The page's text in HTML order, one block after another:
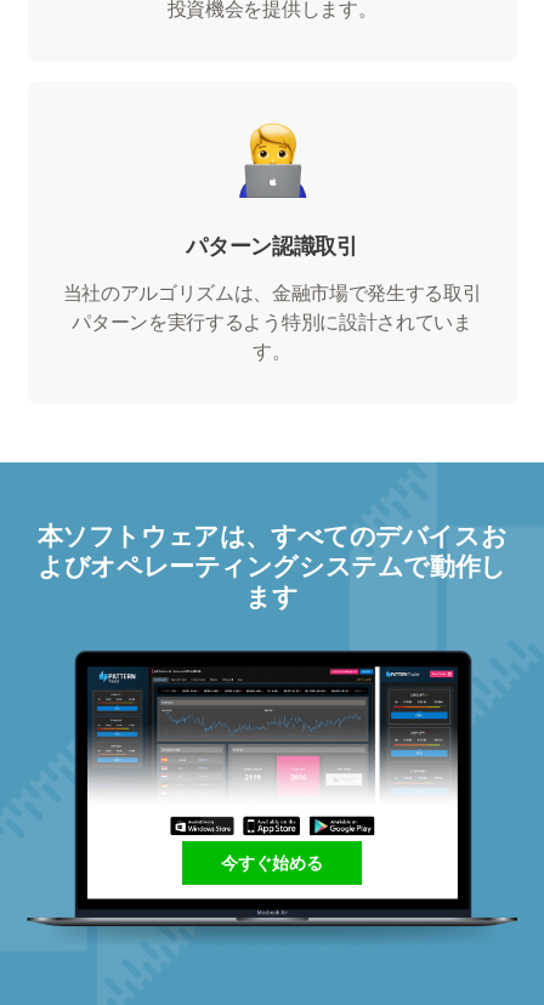
投資機会を提供します。
パターン認識取引
当社のアルゴリズムは、金融市場で発生する取引
パターンを実行するよう特別に設計されていま
す。
本ソフトウェアは、すべてのデバイスお
よびオペレーティングシステムで動作し
ます
今すぐ始める